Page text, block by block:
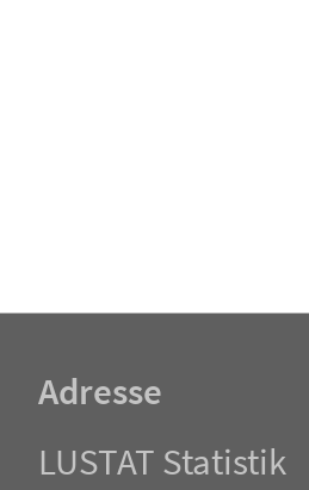
Adresse
LUSTAT Statistik